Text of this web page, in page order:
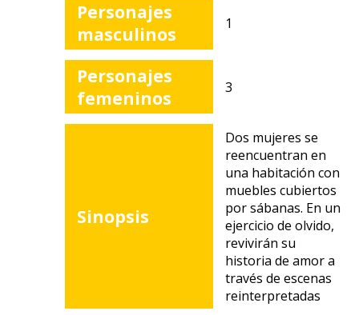
Personajes
masculinos
1
Personajes
femeninos
3
Sinopsis
Dos mujeres se
reencuentran en
una habitación con
muebles cubiertos
por sábanas. En un
ejercicio de olvido,
revivirán su
historia de amor a
través de escenas
reinterpretadas